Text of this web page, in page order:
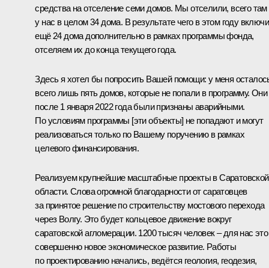
средства на отселение семи домов. Мы отселили, всего там
у нас в целом 34 дома. В результате чего в этом году
ещё 24 дома дополнительно в рамках программы фонда,
отселяем их до конца текущего года.
Здесь я хотел бы попросить Вашей помощи: у меня
всего лишь пять домов, которые не попали в программу. Они
после 1 января 2022 года были признаны аварийными.
По условиям программы [эти объекты] не попадают и могут
реализоваться только по Вашему поручению в рамках
целевого финансирования.
Реализуем крупнейшие масштабные проекты в Саратовской
области. Слова огромной благодарности от саратовцев
за принятое решение по строительству мостового перехода
через Волгу. Это будет кольцевое движение вокруг
саратовской агломерации. 1200 тысяч человек – для нас это
совершенно новое экономическое развитие. Работы
по проектированию начались, ведётся геология, геодезия,